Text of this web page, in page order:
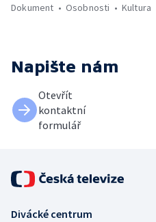
Dokument
Osobnosti Kultura
Napište nám
Otevřít
kontaktní
formulář
Divácké centrum